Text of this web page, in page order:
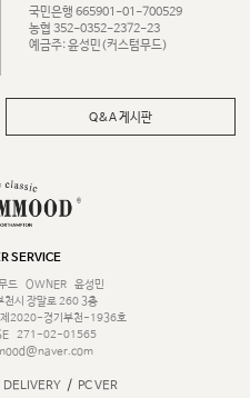
국민은행 665901-01-700529
농협 352-0352-2372-23
예금주: 윤성민(커스텀무드)
Q&A 게시판
SERVICE
드 OWNER
윤성민
천시 장말로 260 3층
제2020-경기부천-1936호
271-02-01565
DELIVERY / PC VER